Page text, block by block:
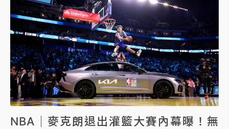
NBA｜麥克朗退出灌籃大賽內幕曝！無